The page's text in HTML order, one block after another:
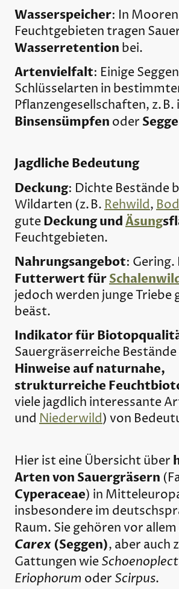
Wasserspeicher: In
Feuchtgebieten tragen
Wasserretention bei.
Artenvielfalt: Einige
Schlüsselarten in
Pflanzengesellschaften, z. B.
Binsensümpfen oder
Jagdliche Bedeutung
Deckung: Dichte Bestände
Wildarten (z. B.Rehwild,
guteDeckung undÄsung
Feuchtgebieten.
Nahrungsangebot: Gering.
Futterwert für
jedoch werden junge Triebe
beäst.
Indikator für
Sauergräserreiche
Hinweise auf naturnahe,
strukturreiche
viele jagdlich interessante
und Niederwild) von
Hier ist eine Übersicht über
Arten von Sauergräsern
Cyperaceae) in
insbesondere im
Raum. Sie gehören vor
Carex (Seggen), aber auch
Gattungen wie
Eriophorum oder Scirpus.